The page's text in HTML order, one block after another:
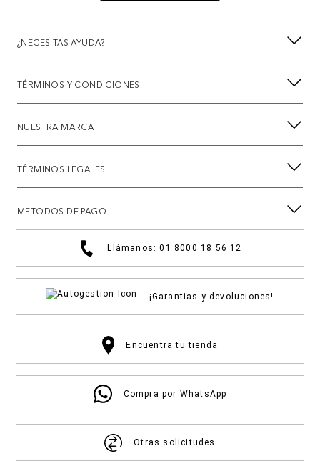
¿NECESITAS AYUDA?
TÉRMINOS Y CONDICIONES
NUESTRA MARCA
TÉRMINOS LEGALES
METODOS DE PAGO
Llámanos: 01 8000 18 56 12
¡Garantias y devoluciones!
Encuentra tu tienda
Compra por WhatsApp
Otras solicitudes